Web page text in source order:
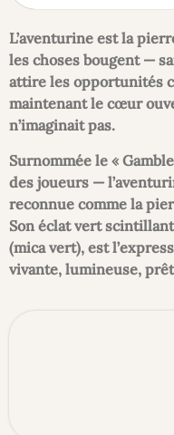
L’aventurine est la
les choses bougent —
attire les opportunités
maintenant le cœur
n’imaginait pas.
Surnommée le «
des joueurs —
reconnue comme la
Son éclat vert
(mica vert), est
vivante, lumineuse,